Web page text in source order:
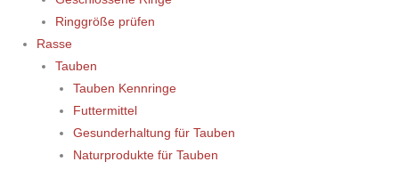
Ringgröße prüfen
Rasse
Tauben
Tauben Kennringe
Futtermittel
Gesunderhaltung für Tauben
Naturprodukte für Tauben